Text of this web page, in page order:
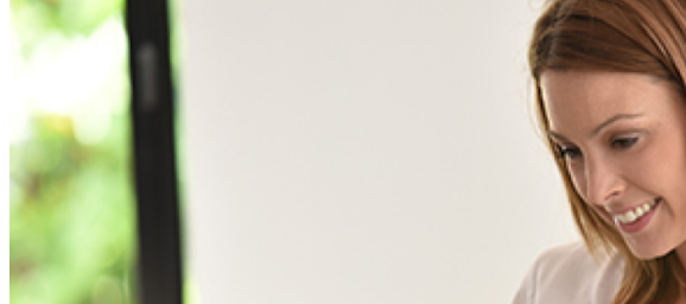
Accueil
Sophrologie